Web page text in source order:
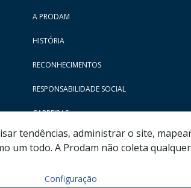
A PRODAM
HISTÓRIA
RECONHECIMENTOS
RESPONSABILIDADE SOCIAL
CARREIRAS
tendências, administrar o site,
um todo. A Prodam não coleta
Configuração